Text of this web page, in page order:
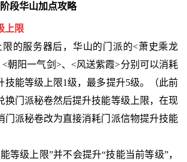
段华山加点攻略
上限
限的服务器后，华山的门派的<萧史乘龙
朝阳一气剑>、<风送紫霞>分别可以消耗
技能等级上限1级，最多提升5级。（此前
换门派秘卷然后提升技能等级上限，在现
门派秘卷改为直接消耗门派信物提升技能
等级上限”并不会提升“技能当前等级”，